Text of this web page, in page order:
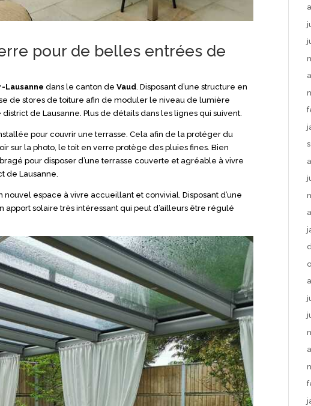
pour de belles entrées de
Lausanne dans le canton deVaud . Disposant d’une structure en
de stores de toiture afin de moduler le niveau de lumière
de Lausanne. Plus de détails dans les lignes qui suivent.
pour couvrir une terrasse. Cela afin de la protéger du
sur la photo, le toit en verre protège des pluies fines. Bien
pour disposer d’une terrasse couverte et agréable à vivre
de Lausanne.
espace à vivre accueillant et convivial. Disposant d’une
solaire très intéressant qui peut d’ailleurs être régulé